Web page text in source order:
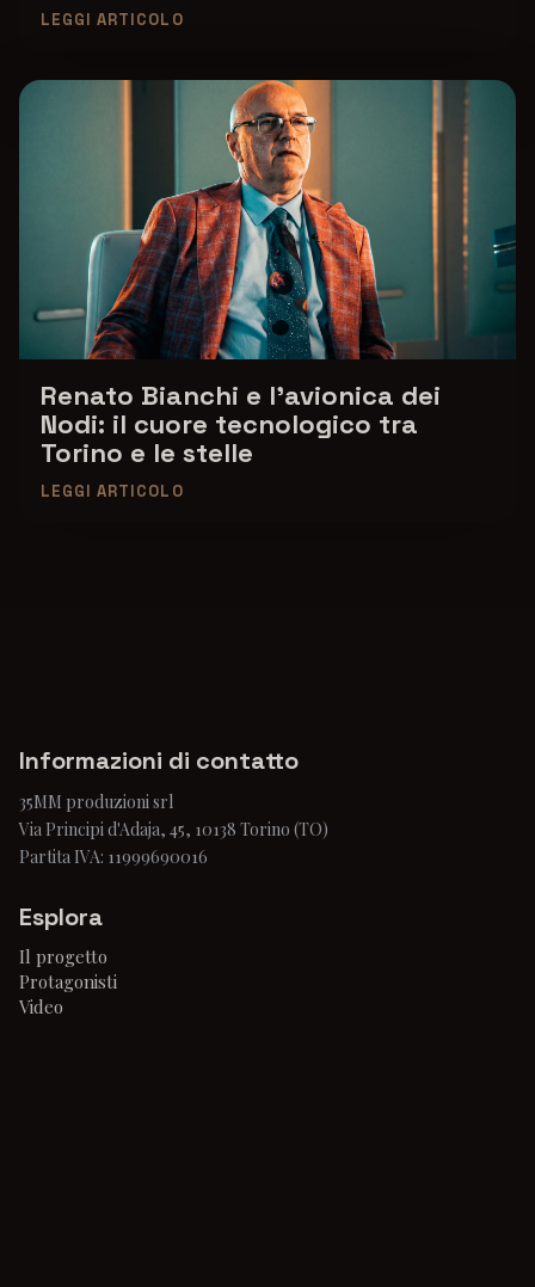
LEGGI ARTICOLO
Renato Bianchi e l'avionica dei
Nodi: il cuore tecnologico tra
Torino e le stelle
LEGGI ARTICOLO
Informazioni di contatto
35MM produzioni srl
Via Principi d'Adaja, 45, 10138 Torino (TO)
Partita IVA: 11999690016
Esplora
Il progetto
Protagonisti
Video